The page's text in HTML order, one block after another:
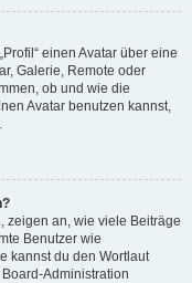
einen Avatar über eine
Galerie, Remote oder
ob und wie die
Avatar benutzen kannst,
zeigen an, wie viele Beiträge
Benutzer wie
kannst du den Wortlaut
Administration